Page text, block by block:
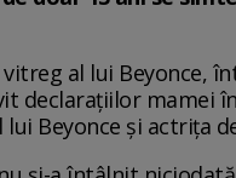
al lui Beyonce,
declaraţiilor mamei
lui Beyonce și actrița